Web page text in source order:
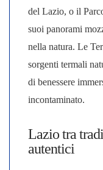
del Lazio, o il
suoi panorami
nella natura. Le
sorgenti termali
di benessere
incontaminato.
Lazio tra
autentici